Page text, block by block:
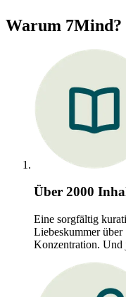
Warum 7Mind?
Über 2000
Eine sorgfältig
Liebeskummer über
Konzentration. Und